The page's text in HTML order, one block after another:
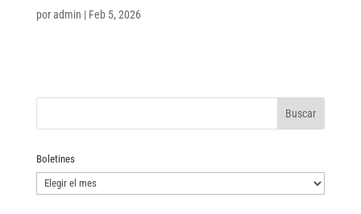
poradmin | Feb 5, 2026
Boletines
Boletines